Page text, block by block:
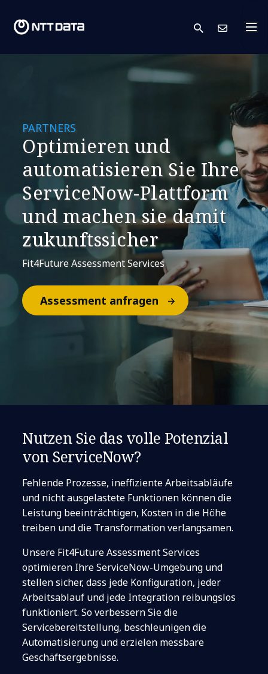
search
PARTNERS
Optimieren und
automatisieren Sie Ihre
ServiceNow-Plattform
und machen sie damit
zukunftssicher
Fit4Future Assessment Services
Assessment anfragen
Nutzen Sie das volle Potenzial
von ServiceNow?
Fehlende Prozesse, ineffiziente Arbeitsabläufe
und nicht ausgelastete Funktionen können die
Leistung beeinträchtigen, Kosten in die Höhe
treiben und die Transformation verlangsamen.
Unsere Fit4Future Assessment Services
optimieren Ihre ServiceNow-Umgebung und
stellen sicher, dass jede Konfiguration, jeder
Arbeitsablauf und jede Integration reibungslos
funktioniert. So verbessern Sie die
Servicebereitstellung, beschleunigen die
Automatisierung und erzielen messbare
Geschäftsergebnisse.